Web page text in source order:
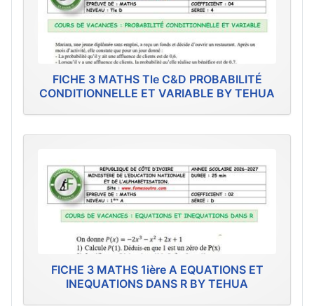
FICHE 3 MATHS Tle C&D PROBABILITÉ
CONDITIONNELLE ET VARIABLE BY TEHUA
FICHE 3 MATHS 1ière A EQUATIONS ET
INEQUATIONS DANS R BY TEHUA